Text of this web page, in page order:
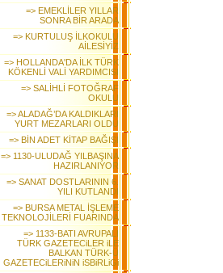
=> EMEKLİLER YILLAR
SONRA BİR ARADA
=> KURTULUŞ İLKOKULU
AİLESİYİZ
=> HOLLANDA'DA İLK TÜRK
KÖKENLİ VALİ YARDIMCISI
=> SALİHLİ FOTOĞRAF
OKULU
=> ALADAĞ’DA KALDIKLARI
YURT MEZARLARI OLDU
=> BİN ADET KİTAP BAĞIŞI
=> 1130-ULUDAĞ YILBAŞINA
HAZIRLANIYOR
=> SANAT DOSTLARININ 6.
YILI KUTLANDI
=> BURSA METAL İŞLEME
TEKNOLOJİLERİ FUARINDA
=> 1133-BATI AVRUPALI
TÜRK GAZETECiLER iLE
BALKAN TÜRK-Ü
GAZETECiLERiNiN iSBiRLiGi